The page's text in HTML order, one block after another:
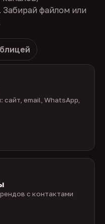
файлом или
email, WhatsApp,
с контактами